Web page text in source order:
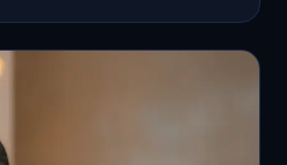
จัดสรรงบอย่างไรไม่